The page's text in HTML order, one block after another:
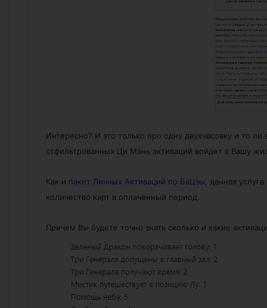
Интересно? И это только про одну двухчасовку и то ли
отфильтрованных Ци Мэнь активаций войдет в Вашу
Как и пакет Личных Активаций по БаЦзы , данная
количество карт в оплаченный период.
Причем Вы будете точно знать сколько и какие